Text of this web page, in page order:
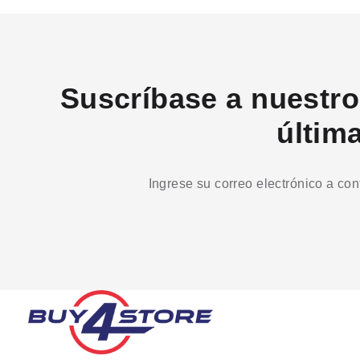
Suscríbase a
Ingrese su correo electrónico a